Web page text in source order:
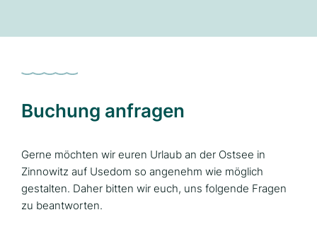
Buchung anfragen
Gerne möchten wir euren Urlaub an der Ostsee in
Zinnowitz auf Usedom so angenehm wie möglich
gestalten. Daher bitten wir euch, uns folgende Fragen
zu beantworten.